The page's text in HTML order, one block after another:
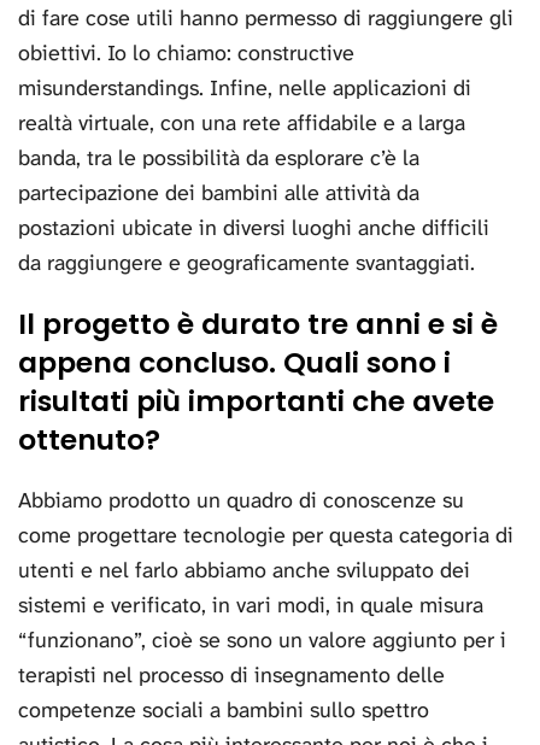
di fare cose utili hanno permesso di raggiungere gli
obiettivi. Io lo chiamo: constructive
misunderstandings. Infine, nelle applicazioni di
realtà virtuale, con una rete affidabile e a larga
banda, tra le possibilità da esplorare c’è la
partecipazione dei bambini alle attività da
postazioni ubicate in diversi luoghi anche difficili
da raggiungere e geograficamente svantaggiati.
Il progetto è durato tre anni e si è
appena concluso. Quali sono i
risultati più importanti che avete
ottenuto?
Abbiamo prodotto un quadro di conoscenze su
come progettare tecnologie per questa categoria di
utenti e nel farlo abbiamo anche sviluppato dei
sistemi e verificato, in vari modi, in quale misura
“funzionano”, cioè se sono un valore aggiunto per i
terapisti nel processo di insegnamento delle
competenze sociali a bambini sullo spettro